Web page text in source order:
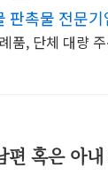
판촉물 전문기
품, 단체 대량
편 혹은 아